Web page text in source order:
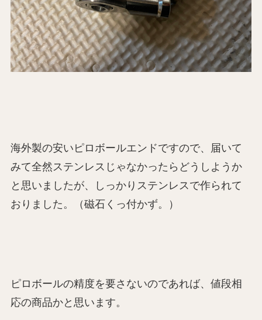
海外製の安いピロボールエンドですので、届いて
みて全然ステンレスじゃなかったらどうしようか
と思いましたが、しっかりステンレスで作られて
おりました。（磁石くっ付かず。）
ピロボールの精度を要さないのであれば、値段相
応の商品かと思います。